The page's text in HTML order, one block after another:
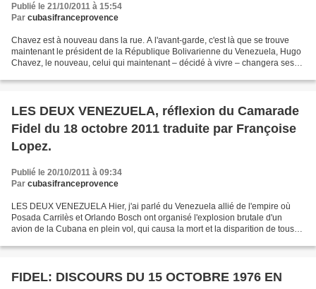
Publié le 21/10/2011 à 15:54
Par cubasifranceprovence
Chavez est à nouveau dans la rue. A l'avant-garde, c'est là que se trouve
maintenant le président de la République Bolivarienne du Venezuela, Hugo
Chavez, le nouveau, celui qui maintenant – décidé à vivre – changera ses
LES DEUX VENEZUELA, réflexion du Camarade
Fidel du 18 octobre 2011 traduite par Françoise
Lopez.
Publié le 20/10/2011 à 09:34
Par cubasifranceprovence
LES DEUX VENEZUELA Hier, j'ai parlé du Venezuela allié de l'empire où
Posada Carrilès et Orlando Bosch ont organisé l'explosion brutale d'un
avion de la Cubana en plein vol, qui causa la mort et la disparition de tous
FIDEL: DISCOURS DU 15 OCTOBRE 1976 EN